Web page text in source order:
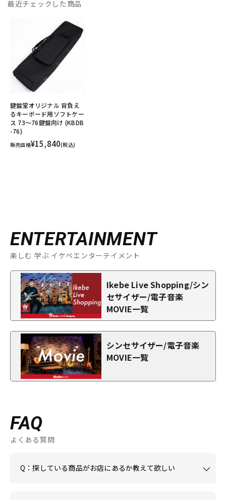
最近チェックした商品
鍵盤堂オリジナル 背負え
るキーボード用ソフトケー
ス 73～76鍵盤向け (KBDB
-76)
販売価格¥15,840(税込)
ENTERTAINMENT
楽しむ 学ぶ イケベエンターテイメント
Ikebe Live Shopping/シン
セサイザー/電子音楽
MOVIE一覧
シンセサイザー/電子音楽
MOVIE一覧
FAQ
よくある質問
Q：探している商品がお店にあるか教えて欲しい